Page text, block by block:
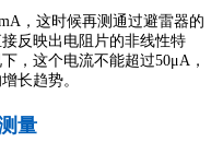
，这时候再测通过避雷器的
反映出电阻片的非线性特
，这个电流不能超过50μA，
长趋势。
量